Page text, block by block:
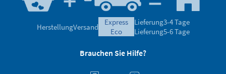
HerstellungVersand
express
eco
Lieferung3-4 Tage
Lieferung5-6 Tage
Brauchen Sie Hilfe?